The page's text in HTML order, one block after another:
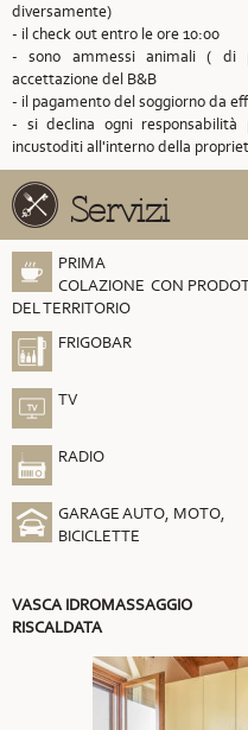
diversamente)
- il check out entro le ore 10:00
- sono ammessi animali ( di
accettazione del B&B
- il pagamento del soggiorno da
- si declina ogni
incustoditi all'interno della
Servizi
PRIMA
COLAZIONE CON
DEL TERRITORIO
FRIGOBAR
TV
RADIO
GARAGE AUTO, MOTO,
BICICLETTE
VASCA IDROMASSAGGIO
RISCALDATA